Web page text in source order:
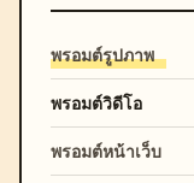
พรอมต์รูปภาพ
พรอมต์วิดีโอ
พรอมต์หน้าเว็บ